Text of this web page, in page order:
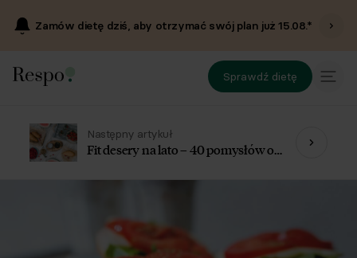
Zamów dietę dziś, aby otrzymać swój plan już15.08.*
Sprawdź dietę
Następny artykuł
Fit desery na lato – 40 pomysłów od